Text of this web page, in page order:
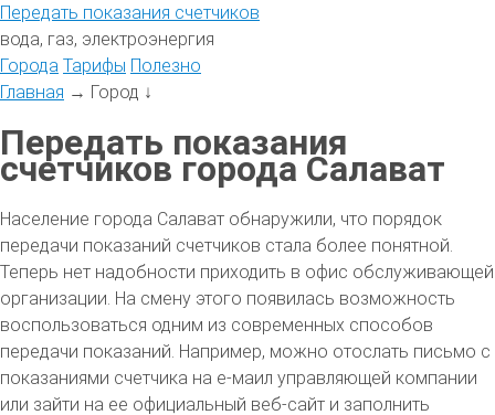
Передать показания счетчиков
вода, газ, электроэнергия
Города Тарифы Полезно
Главная → Город ↓
Передать показания
счетчиков города Салават
Население города Салават обнаружили, что порядок
передачи показаний счетчиков стала более понятной.
Теперь нет надобности приходить в офис обслуживающей
организации. На смену этого появилась возможность
воспользоваться одним из современных способов
передачи показаний. Например, можно отослать письмо с
показаниями счетчика на е-маил управляющей компании
или зайти на ее официальный веб-сайт и заполнить